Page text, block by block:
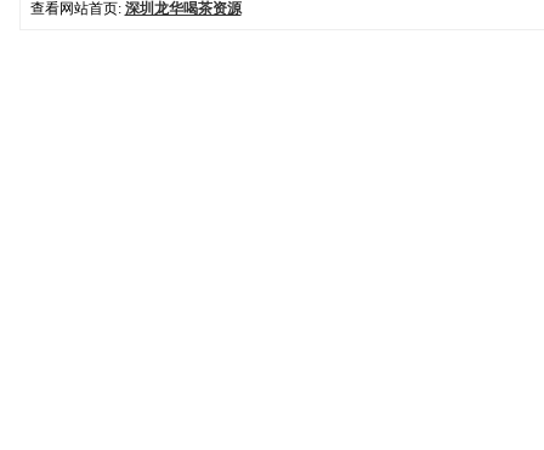
查看网站首页: 深圳龙华喝茶资源